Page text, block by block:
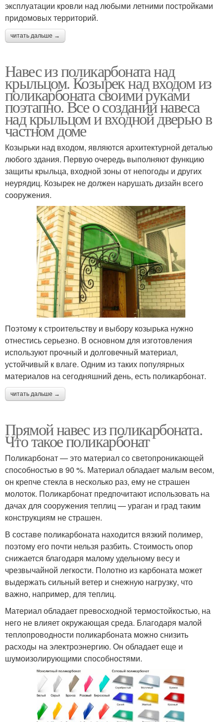
эксплуатации кровли над любыми летними постройками
придомовых территорий.
читать дальше →
Навес из поликарбоната над
крыльцом. Козырек над входом из
поликарбоната своими руками
поэтапно. Все о создании навеса
над крыльцом и входной дверью в
частном доме
Козырьки над входом, являются архитектурной деталью
любого здания. Первую очередь выполняют функцию
защиты крыльца, входной зоны от непогоды и других
неурядиц. Козырек не должен нарушать дизайн всего
сооружения.
Поэтому к строительству и выбору козырька нужно
отнестись серьезно. В основном для изготовления
используют прочный и долговечный материал,
устойчивый к влаге. Одним из таких популярных
материалов на сегодняшний день, есть поликарбонат.
читать дальше →
Прямой навес из поликарбоната.
Что такое поликарбонат
Поликарбонат — это материал со светопроникающей
способностью в 90 %. Материал обладает малым весом,
он крепче стекла в несколько раз, ему не страшен
молоток. Поликарбонат предпочитают использовать на
дачах для сооружения теплиц — ураган и град таким
конструкциям не страшен.
В составе поликарбоната находится вязкий полимер,
поэтому его почти нельзя разбить. Стоимость опор
снижается благодаря малому удельному весу и
чрезвычайной легкости. Полотно из карбоната может
выдержать сильный ветер и снежную нагрузку, что
важно, например, для теплиц.
Материал обладает превосходной термостойкостью, на
него не влияет окружающая среда. Благодаря малой
теплопроводности поликарбоната можно снизить
расходы на электроэнергию. Он обладает еще и
шумоизолирующими способностями.